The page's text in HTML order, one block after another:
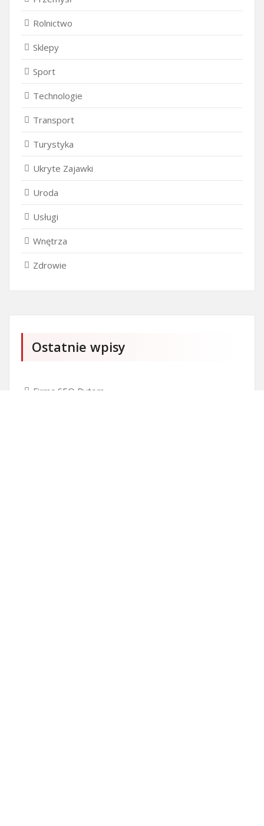
Rolnictwo
Sklepy
Sport
Technologie
Transport
Turystyka
Ukryte Zajawki
Uroda
Usługi
Wnętrza
Zdrowie
Ostatnie wpisy
Firma SEO Bytom